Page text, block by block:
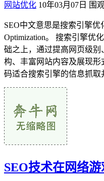
网站优化 10年03月07日 围
SEO中文意思是搜索引擎优
Optimization。 搜索引擎优
础之上，通过提高网页级
构、丰富网站内容及展现
码适合搜索引擎的信息抓取
SEO技术在网络